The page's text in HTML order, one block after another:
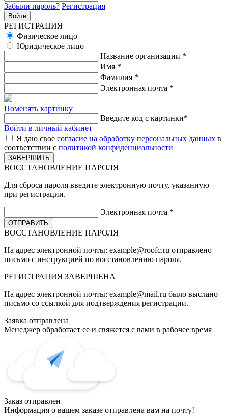
Забыли пароль? Регистрация
РЕГИСТРАЦИЯ
Физическое лицо
Юридическое лицо
Название организации *
Имя *
Фамилия *
Электронная почта *
Поменять картинку
Введите код с картинки*
Войти в личный кабинет
Я даю свое согласие на обработку персональных данных в
соответствии с политикой конфиденциальности
ВОССТАНОВЛЕНИЕ ПАРОЛЯ
Для сброса пароля введите электронную почту, указанную
при регистрации.
Электронная почта *
ВОССТАНОВЛЕНИЕ ПАРОЛЯ
На адрес электронной почты: example@roofc.ru отправлено
письмо с инструкцией по восстановлению пароля.
РЕГИСТРАЦИЯ ЗАВЕРШЕНА
На адрес электронной почты: example@mail.ru было выслано
письмо со ссылкой для подтверждения регистрации.
Заявка отправлена
Менеджер обработает ее и свяжется с вами в рабочее время
Заказ отправлен
Информация о вашем заказе отправлена вам на почту!